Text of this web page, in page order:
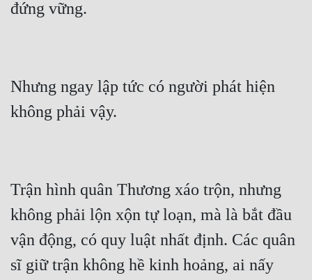
Nhưng ngay lập tức có người phát hiện
Trận hình quân Thương xáo trộn, nhưng
không phải lộn xộn tự loạn, mà là bắt đầu
vận động, có quy luật nhất định. Các quân
sĩ giữ trận không hề kinh hoảng, ai nấy